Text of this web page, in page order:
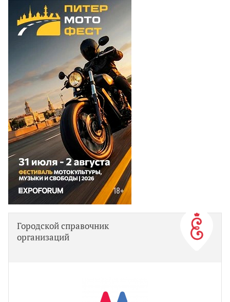
Городской справочник
организаций